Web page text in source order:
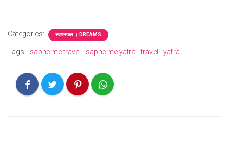
Categories: स्वपनफल । DREAMS
Tags: sapne me travel sapne me yatra travel yatra